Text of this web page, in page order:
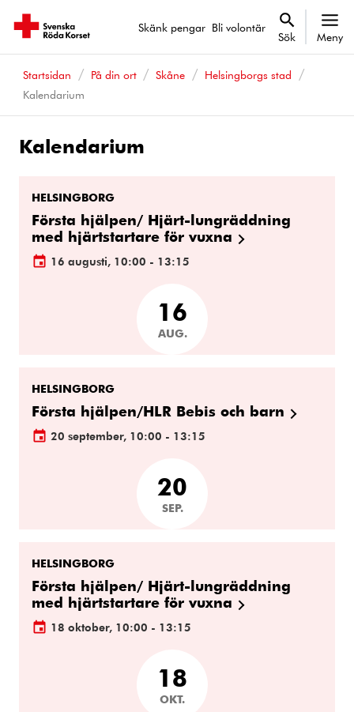
Skänk pengar Bli volontär
Sök Meny
Startsidan På din ort Skåne
Helsingborgs stad
Kalendarium
Kalendarium
Kalenderhändelser
HELSINGBORG
Första hjälpen/ Hjärt-lungräddning
med hjärtstartare för vuxna
16 augusti, 10:00 - 13:15
16
AUG.
HELSINGBORG
Första hjälpen/HLR Bebis och barn
20 september, 10:00 - 13:15
20
SEP.
HELSINGBORG
Första hjälpen/ Hjärt-lungräddning
med hjärtstartare för vuxna
18 oktober, 10:00 - 13:15
18
OKT.